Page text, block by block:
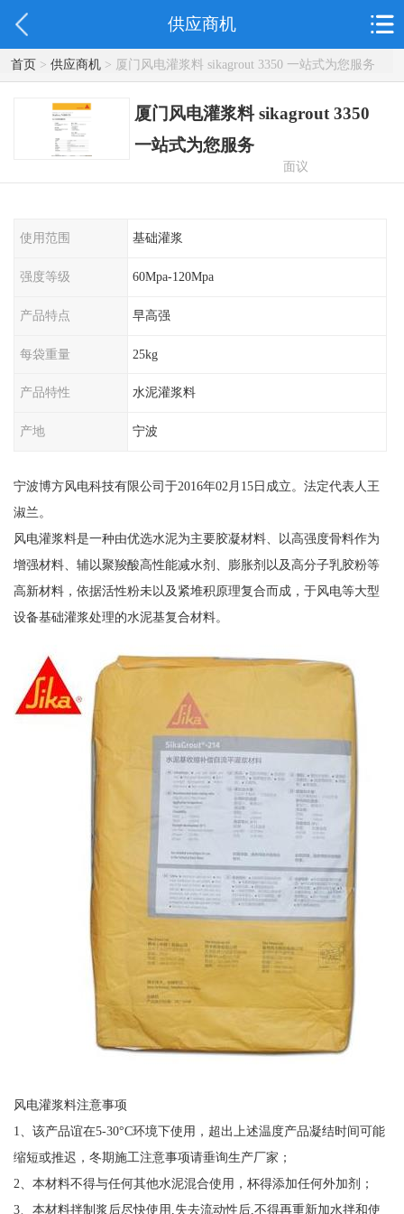
供应商机
首页> 供应商机> 厦门风电灌浆料 sikagrout 3350 一站式为您服务
厦门风电灌浆料 sikagrout 3350
一站式为您服务
面议
使用范围 基础灌浆
强度等级 60Mpa-120Mpa
产品特点 早高强
每袋重量 25kg
产品特性 水泥灌浆料
产地 宁波
宁波博方风电科技有限公司于2016年02月15日成立。法定代表人王
淑兰。
风电灌浆料是一种由优选水泥为主要胶凝材料、以高强度骨料作为
增强材料、辅以聚羧酸高性能减水剂、膨胀剂以及高分子乳胶粉等
高新材料，依据活性粉未以及紧堆积原理复合而成，于风电等大型
设备基础灌浆处理的水泥基复合材料。
风电灌浆料注意事项
1、该产品谊在5-30°C环境下使用，超出上述温度产品凝结时间可能
缩短或推迟，冬期施工注意事项请垂询生产厂家；
2、本材料不得与任何其他水泥混合使用，杯得添加任何外加剂；
3、本材料拌制浆后尽快使用,失去流动性后,不得再重新加水拌和使